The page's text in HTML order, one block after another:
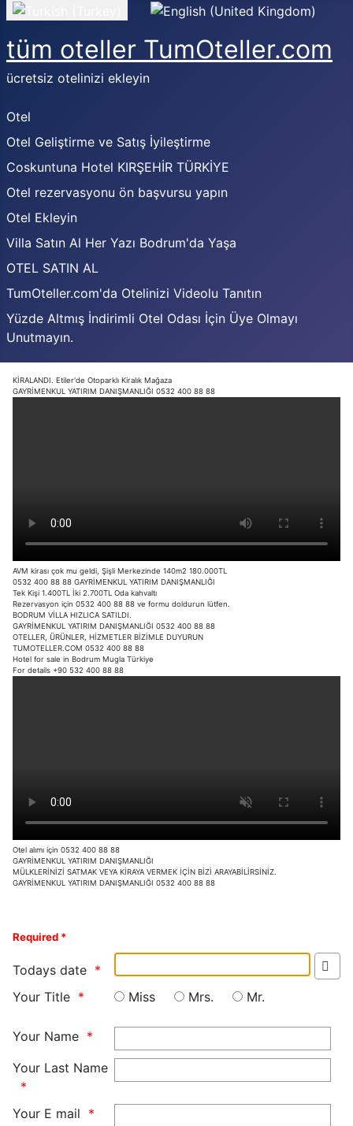
Dilinizi seçin
tüm oteller TumOteller.com
ücretsiz otelinizi ekleyin
Otel
Otel Geliştirme ve Satış İyileştirme
Coskuntuna Hotel KIRŞEHİR TÜRKİYE
Otel rezervasyonu ön başvursu yapın
Otel Ekleyin
Villa Satın Al Her Yazı Bodrum'da Yaşa
OTEL SATIN AL
TumOteller.com'da Otelinizi Videolu Tanıtın
Yüzde Altmış İndirimli Otel Odası İçin Üye Olmayı
Unutmayın.
KİRALANDI. Etiler'de Otoparklı Kiralık Mağaza
GAYRİMENKUL YATIRIM DANIŞMANLIĞI 0532 400 88 88
AVM kirası çok mu geldi, Şişli Merkezinde 140m2 180.000TL
0532 400 88 88 GAYRİMENKUL YATIRIM DANIŞMANLIĞI
Tek Kişi 1.400TL İki 2.700TL Oda kahvaltı
Rezervasyon için 0532 400 88 88 ve formu doldurun lütfen.
BODRUM VİLLA HIZLICA SATILDI.
GAYRİMENKUL YATIRIM DANIŞMANLIĞI 0532 400 88 88
OTELLER, ÜRÜNLER, HİZMETLER BİZİMLE DUYURUN
TUMOTELLER.COM 0532 400 88 88
Hotel for sale in Bodrum Mugla Türkiye
For details +90 532 400 88 88
Otel alımı için 0532 400 88 88
GAYRİMENKUL YATIRIM DANIŞMANLIĞI
MÜLKLERİNİZİ SATMAK VEYA KİRAYA VERMEK İÇİN BİZİ ARAYABİLİRSİNİZ.
GAYRİMENKUL YATIRIM DANIŞMANLIĞI 0532 400 88 88
Required *
Todays date
Your Title
Miss Mrs. Mr.
Your Name
Your Last Name
Your E mail